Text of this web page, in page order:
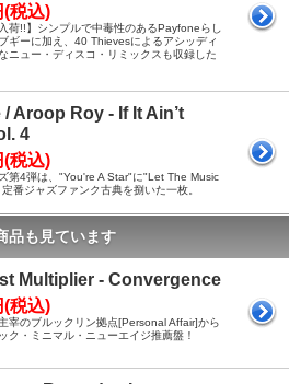
(税込)
荷!!】シンプルで中毒性のあるPayfoneらし
ギーに加え、40 Thievesによるアシッディ
ニュー・ディスコ・リミックスも収録した
/ Aroop Roy - If It Ain’t
4
(税込)
第4弾は、"You're A Star"に"Let The Music
番ジャズファンク古典を捌いた一枚。
品も見ています
Multiplier - Convergence
(税込)
宰のブルックリン拠点[Personal Affair]から
ク・ミニマル・ニューエイジ推薦盤！